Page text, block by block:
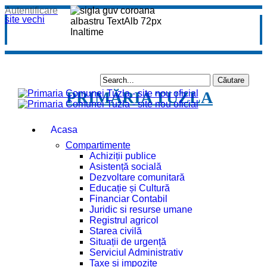
site vechi
Autentificare
PRIMĂRIA TUZLA
Acasa
Compartimente
Achiziții publice
Asistență socială
Dezvoltare comunitară
Educație și Cultură
Financiar Contabil
Juridic si resurse umane
Registrul agricol
Starea civilă
Situații de urgență
Serviciul Administrativ
Taxe și impozite